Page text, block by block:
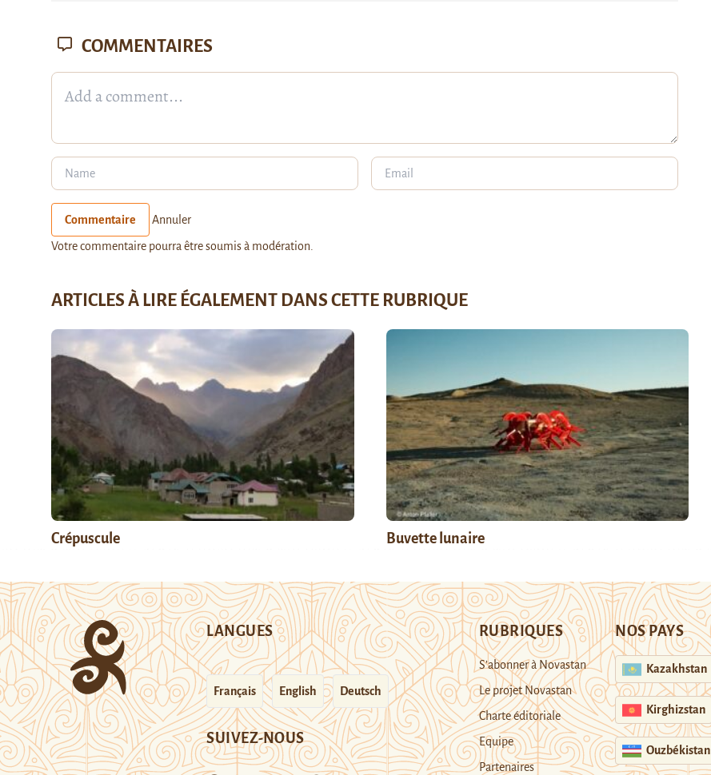
COMMENTAIRES
Commentaire Annuler
Votre commentaire pourra être soumis à modération.
ARTICLES À LIRE ÉGALEMENT DANS CETTE RUBRIQUE
Crépuscule Buvette lunaire
LANGUES
Français English Deutsch
SUIVEZ-NOUS
RUBRIQUES
S’abonner à Novastan
Le projet Novastan
Charte éditoriale
Equipe
Partenaires
NOS PAYS
Kazakhstan
Kirghizstan
Ouzbékistan